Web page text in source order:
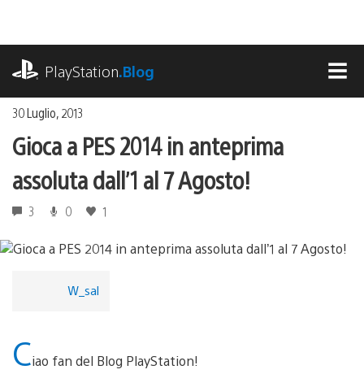
contenuto
PlayStation.Blog
30 Luglio, 2013
Gioca a PES 2014 in anteprima
assoluta dall’1 al 7 Agosto!
3 0 1
W_sal
Ciao fan del Blog PlayStation!